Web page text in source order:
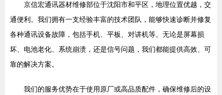
京信宏通讯器材维修部位于沈阳市和平区，地理位置优越，交
通便利。我们拥有一支经验丰富的技术团队，能够快速诊断并修复
各种通讯设备故障，包括手机、平板、对讲机等。无论是屏幕损
坏、电池老化、系统崩溃，还是信号问题，我们都能提供高效、可
靠的解决方案。
我们的服务优势在于使用原厂或高品质配件，确保维修后的设